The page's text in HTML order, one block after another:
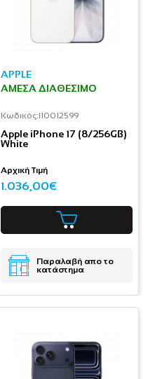
APPLE
ΆΜΕΣΑ ΔΙΑΘΈΣΙΜΟ
Κωδικός:I10012599
Apple iPhone 17 (8/256GB)
White
Αρχική Τιμή
1.036,00€
Παραλαβή απο το
κατάστημα